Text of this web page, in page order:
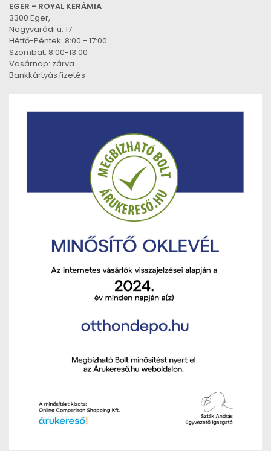
EGER - ROYAL KERÁMIA
3300 Eger,
Nagyvarádi u. 17.
Hétfő-Péntek: 8:00 - 17:00
Szombat: 8:00-13:00
Vasárnap: zárva
Bankkártyás fizetés